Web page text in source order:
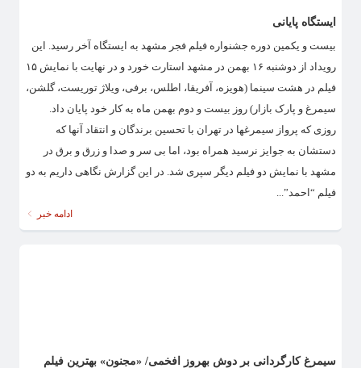
ایستگاه پایانی
بیست و یکمین دوره جشنواره فیلم فجر مشهد به ایستگاه آخر رسید. این
رویداد از دوشنبه ۱۶ بهمن در مشهد استارت خورد و در نهایت با نمایش ۱۵
فیلم در هشت سینما (هویزه، آفریقا، اطلس، برفی، ویلاژ توریست، گلشن،
سیمرغ و پارک بازار) روز بیست و دوم بهمن ماه به کار خود پایان داد.
روزی که پرواز سیمرغها در تهران با تحسین برندگان و انتقاد آنها که
دستشان به جوایز نرسید همراه بود، اما بی سر و صدا و زرق و برق در
مشهد با نمایش دو فیلم دیگر سپری شد. در این گزارش نگاهی داریم به دو
فیلم “احمد”...
ادامه خبر
سیمرغ کارگردانی بر دوش بهروز افخمی/ «مجنون» بهترین فیلم